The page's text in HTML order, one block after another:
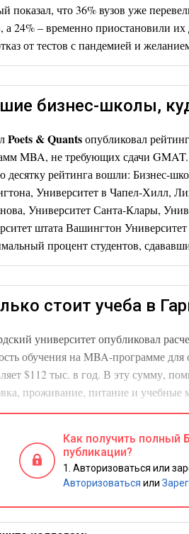
показал, что 36% вузов уже
а 24% – временно приостановили
от тестов с пандемией и
бизнес-школы,
Poets & Quantsопубликовал
MBA, не требующих сдачи
десятку рейтинга вошли: Бизнес-
Университет в Чапел-Хилл,
Университет Санта-Клары,
штата Вашингтон
процент студентов,
стоит учеба в
университет опубликовал
обучения на MBA-программе для
$112 тыс. в год. В эту сумму,
проживание, питание и
сумма может увеличиться до $150
Около 50% всех студентов
оплату обучения.
бум бизнес-
Как получить полный
публикации?
Авторизоваться или
Авторизоваться или